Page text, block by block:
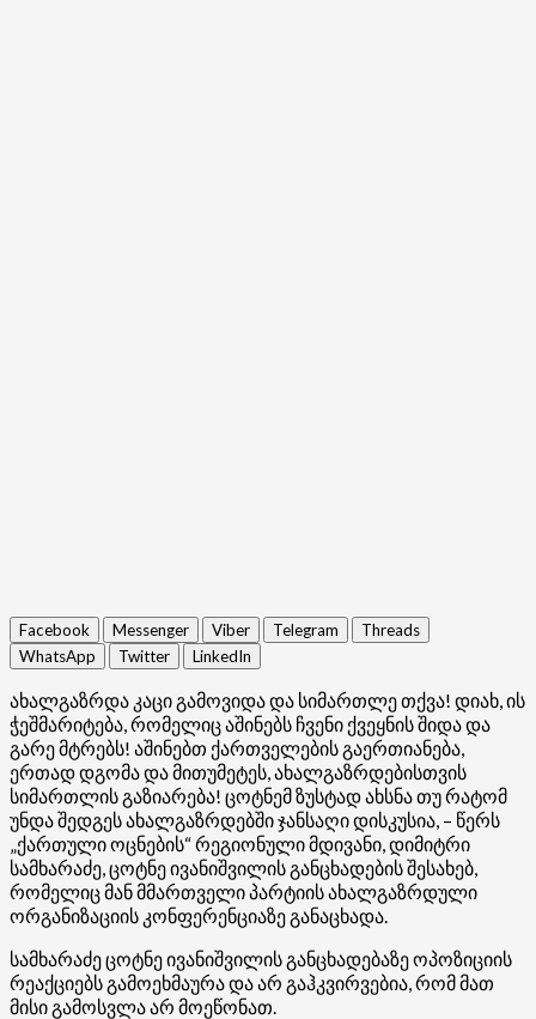
Facebook Messenger Viber Telegram
Threads
WhatsApp
Twitter LinkedIn
ახალგაზრდა კაცი გამოვიდა და სიმართლე თქვა! დიახ, ის
ჭეშმარიტება, რომელიც აშინებს ჩვენი ქვეყნის შიდა და
გარე მტრებს! აშინებთ ქართველების გაერთიანება,
ერთად დგომა და მითუმეტეს, ახალგაზრდებისთვის
სიმართლის გაზიარება! ცოტნემ ზუსტად ახსნა თუ რატომ
უნდა შედგეს ახალგაზრდებში ჯანსაღი დისკუსია, – წერს
„ქართული ოცნების“ რეგიონული მდივანი, დიმიტრი
სამხარაძე, ცოტნე ივანიშვილის განცხადების შესახებ,
რომელიც მან მმართველი პარტიის ახალგაზრდული
ორგანიზაციის კონფერენციაზე განაცხადა.
სამხარაძე ცოტნე ივანიშვილის განცხადებაზე ოპოზიციის
რეაქციებს გამოეხმაურა და არ გაჰკვირვებია, რომ მათ
მისი გამოსვლა არ მოეწონათ.